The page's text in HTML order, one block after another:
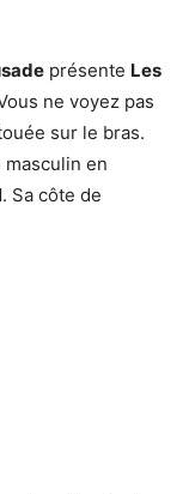
présente Les
ne voyez pas
sur le bras.
masculin en
. Sa côte de